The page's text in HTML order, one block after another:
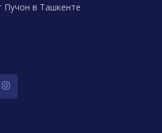
Пучон в Ташкенте